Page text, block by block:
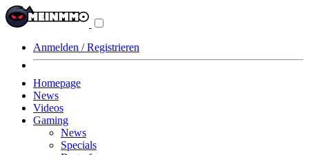
Anmelden / Registrieren
Homepage
News
Videos
Gaming
News
Specials